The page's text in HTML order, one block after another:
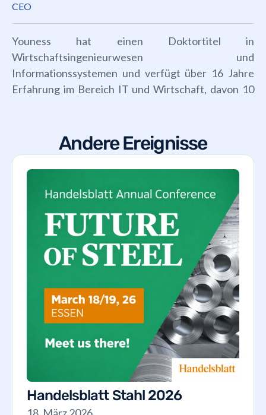
CEO
Youness hat einen Doktortitel in
Wirtschaftsingenieurwesen und
Informationssystemen und verfügt über 16 Jahre
Erfahrung im Bereich IT und Wirtschaft, davon 10
Andere Ereignisse
Handelsblatt Stahl 2026